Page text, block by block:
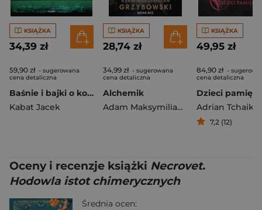
KSIĄŻKA
34,39 zł
59,90 zł - sugerowana
cena detaliczna
Baśnie i bajki o kotach. Wierzenia i zwyczaje
Kabat Jacek
KSIĄŻKA
28,74 zł
34,99 zł - sugerowana
cena detaliczna
Alchemik
Adam Maksymilian Grzybowski
KSIĄŻKA
49,95 zł
84,90 zł -
cena detaliczna
Dzieci pamięci
Adrian
7,2 (12)
Oceny i recenzje książki Necrovet.
Hodowla istot chimerycznych
Średnia ocen: